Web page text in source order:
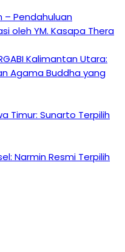
– Pendahuluan
oleh YM. Kasapa Thera
Kalimantan Utara:
Agama Buddha yang
Timur: Sunarto Terpilih
Narmin Resmi Terpilih